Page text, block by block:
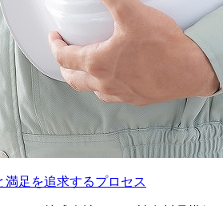
満足を追求するプロセス